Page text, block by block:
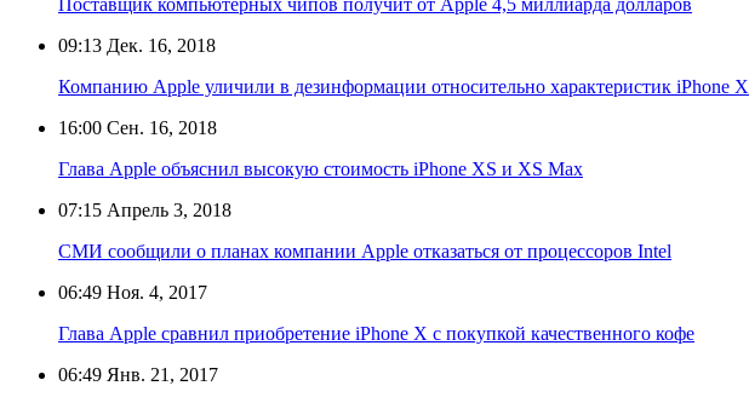
09:13 Дек. 16, 2018
Компанию Apple уличили в дезинформации относительно характеристик iPhone Х
16:00 Сен. 16, 2018
Глава Apple объяснил высокую стоимость iPhone XS и XS Max
07:15 Апрель 3, 2018
СМИ сообщили о планах компании Apple отказаться от процессоров Intel
06:49 Ноя. 4, 2017
Глава Apple сравнил приобретение iPhone X с покупкой качественного кофе
06:49 Янв. 21, 2017